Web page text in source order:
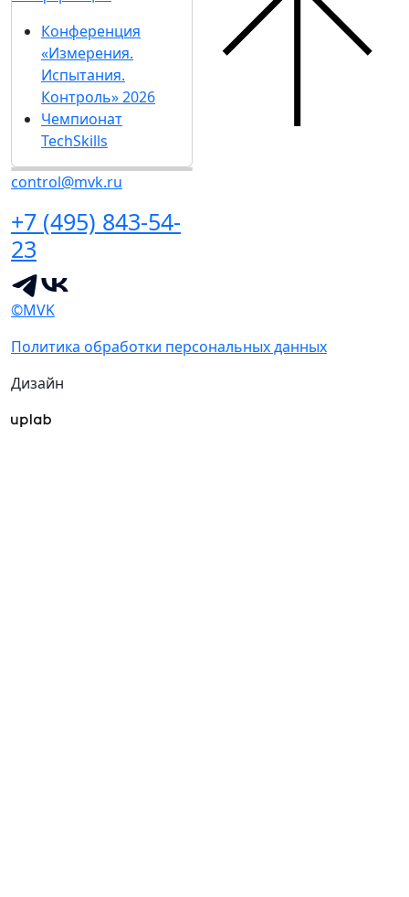
Конференция
«Измерения.
Испытания.
Контроль» 2026
Чемпионат
TechSkills
control@mvk.ru
+7 (495) 843-54-
23
©MVK
Политика обработки персональных данных
Дизайн